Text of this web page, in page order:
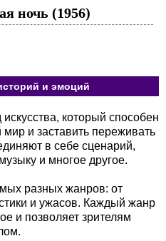
ночь (1956)
и эмоций
который способен
мир и заставить переживать
в себе сценарий,
и многое другое.
разных жанров: от
и ужасов. Каждый жанр
и позволяет зрителям